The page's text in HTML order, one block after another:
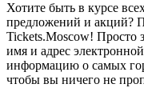
Хотите быть в курсе
предложений и акций?
Tickets.Moscow! Просто
имя и адрес
информацию о самых
чтобы вы ничего не